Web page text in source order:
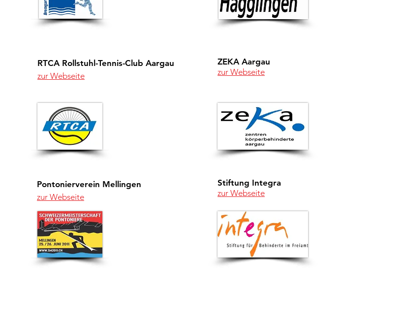
RTCA Rollstuhl-Tennis-Club Aargau
zur Webseite
ZEKA Aargau
zur Webseite
Pontonierverein Mellingen
zur Webseite
Stiftung Integra
zur Webseite